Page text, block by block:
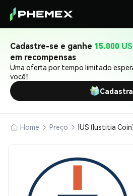
Cadastre-se e ganhe 15.000
em recompensas
Uma oferta por tempo limitado
você!
Home Preço IUS (Iustitia